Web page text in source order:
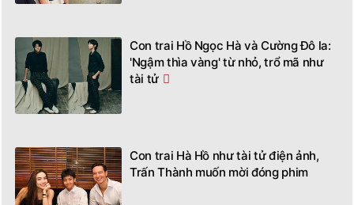
Con trai Hồ Ngọc Hà và Cường Đô la:
'Ngậm thìa vàng' từ nhỏ, trổ mã như
tài tử
Con trai Hà Hồ như tài tử điện ảnh,
Trấn Thành muốn mời đóng phim